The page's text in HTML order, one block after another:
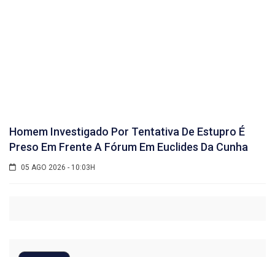
Homem Investigado Por Tentativa De Estupro É
Preso Em Frente A Fórum Em Euclides Da Cunha
05 AGO 2026 - 10:03H